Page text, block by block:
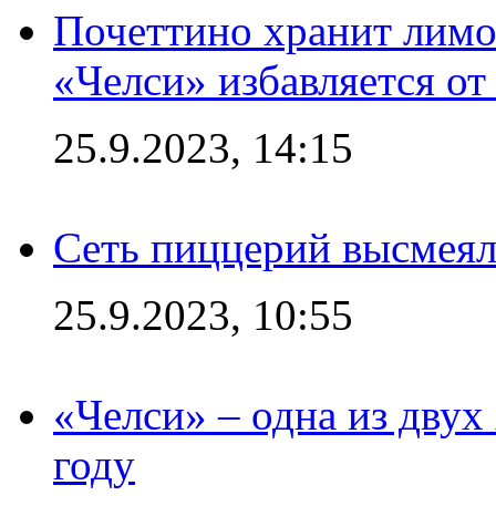
Почеттино хранит
«Челси» избавляется
25.9.2023, 14:15
Сеть пиццерий
25.9.2023, 10:55
«Челси» – одна из
году